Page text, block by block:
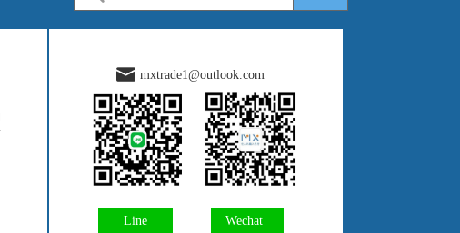
mxtrade1@outlook.com
Line Wechat